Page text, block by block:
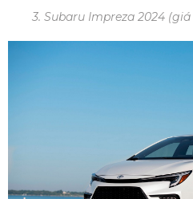
3. Subaru Impreza 2024